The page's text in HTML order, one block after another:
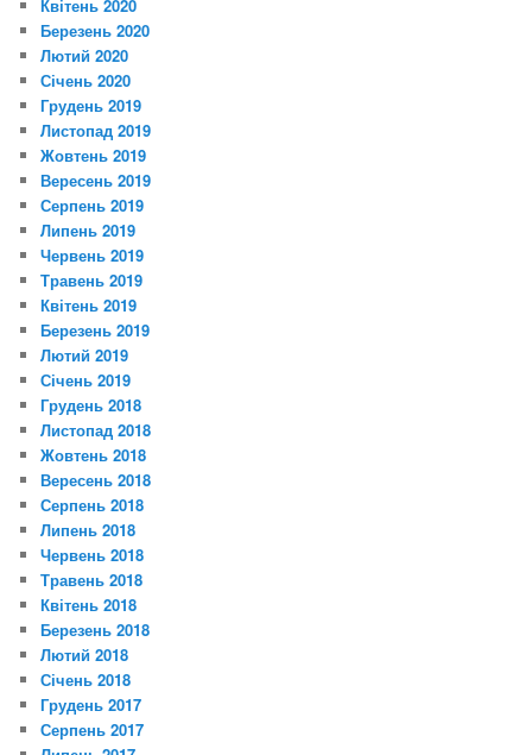
Квітень 2020
Березень 2020
Лютий 2020
Січень 2020
Грудень 2019
Листопад 2019
Жовтень 2019
Вересень 2019
Серпень 2019
Липень 2019
Червень 2019
Травень 2019
Квітень 2019
Березень 2019
Лютий 2019
Січень 2019
Грудень 2018
Листопад 2018
Жовтень 2018
Вересень 2018
Серпень 2018
Липень 2018
Червень 2018
Травень 2018
Квітень 2018
Березень 2018
Лютий 2018
Січень 2018
Грудень 2017
Серпень 2017